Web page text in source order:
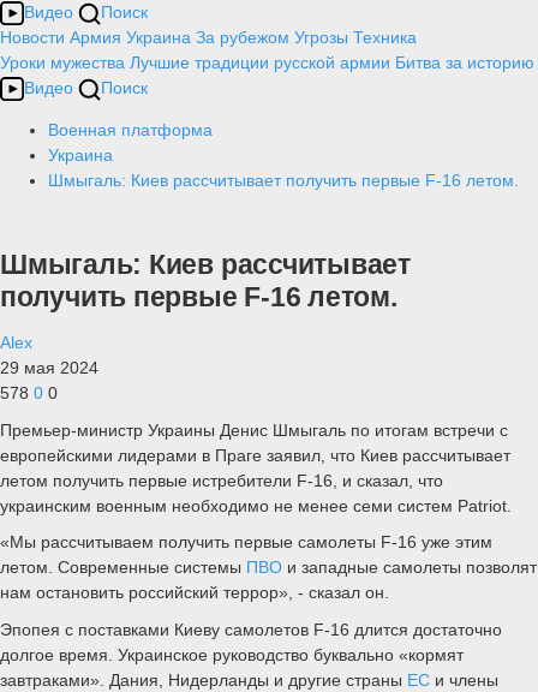
Видео
Поиск
Новости Армия Украина За рубежом Угрозы Техника
Уроки мужества Лучшие традиции русской армии Битва за историю
Видео
Поиск
Военная платформа
Украина
Шмыгаль: Киев рассчитывает получить первые F-16 летом.
Шмыгаль: Киев рассчитывает
получить первые F-16 летом.
Alex
29 мая 2024
578 0 0
Премьер-министр Украины Денис Шмыгаль по итогам встречи с
европейскими лидерами в Праге заявил, что Киев рассчитывает
летом получить первые истребители F-16, и сказал, что
украинским военным необходимо не менее семи систем Patriot.
«Мы рассчитываем получить первые самолеты F-16 уже этим
летом. Современные системы ПВО и западные самолеты позволят
нам остановить российский террор», - сказал он.
Эпопея с поставками Киеву самолетов F-16 длится достаточно
долгое время. Украинское руководство буквально «кормят
завтраками». Дания, Нидерланды и другие страны ЕС и члены